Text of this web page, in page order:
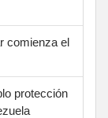
comienza el
protección